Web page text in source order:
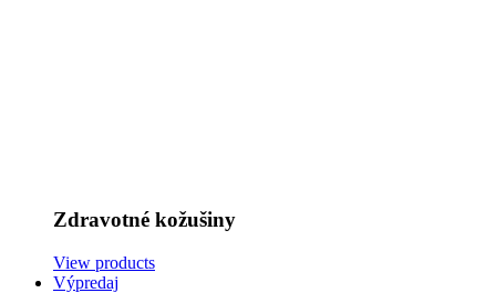
Zdravotné kožušiny
View products
Výpredaj